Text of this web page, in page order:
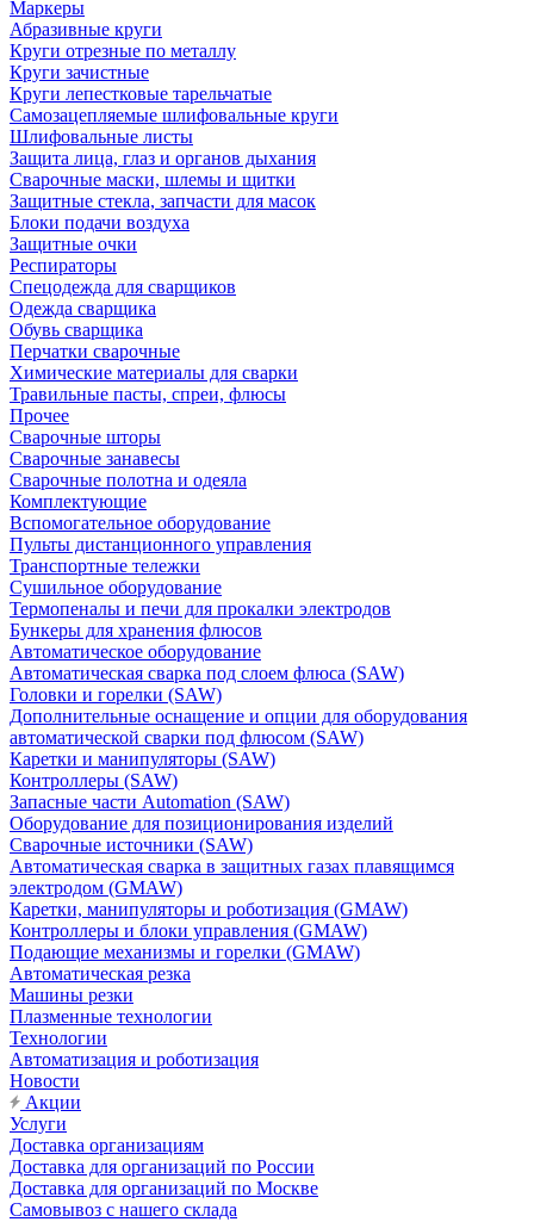
Маркеры
Абразивные круги
Круги отрезные по металлу
Круги зачистные
Круги лепестковые тарельчатые
Самозацепляемые шлифовальные круги
Шлифовальные листы
Защита лица, глаз и органов дыхания
Сварочные маски, шлемы и щитки
Защитные стекла, запчасти для масок
Блоки подачи воздуха
Защитные очки
Респираторы
Спецодежда для сварщиков
Одежда сварщика
Обувь сварщика
Перчатки сварочные
Химические материалы для сварки
Травильные пасты, спреи, флюсы
Прочее
Сварочные шторы
Сварочные занавесы
Сварочные полотна и одеяла
Комплектующие
Вспомогательное оборудование
Пульты дистанционного управления
Транспортные тележки
Сушильное оборудование
Термопеналы и печи для прокалки электродов
Бункеры для хранения флюсов
Автоматическое оборудование
Автоматическая сварка под слоем флюса (SAW)
Головки и горелки (SAW)
Дополнительные оснащение и опции для оборудования
автоматической сварки под флюсом (SAW)
Каретки и манипуляторы (SAW)
Контроллеры (SAW)
Запасные части Automation (SAW)
Оборудование для позиционирования изделий
Сварочные источники (SAW)
Автоматическая сварка в защитных газах плавящимся
электродом (GMAW)
Каретки, манипуляторы и роботизация (GMAW)
Контроллеры и блоки управления (GMAW)
Подающие механизмы и горелки (GMAW)
Автоматическая резка
Машины резки
Плазменные технологии
Технологии
Автоматизация и роботизация
Новости
Акции
Услуги
Доставка организациям
Доставка для организаций по России
Доставка для организаций по Москве
Самовывоз с нашего склада